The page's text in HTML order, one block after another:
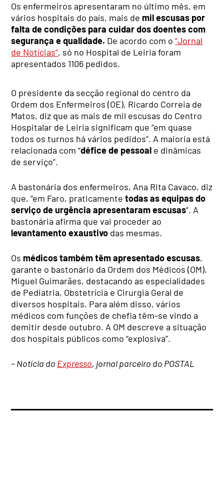
Os enfermeiros apresentaram no último mês, em
vários hospitais do país, mais de mil escusas por
falta de condições para cuidar dos doentes com
segurança e qualidade. De acordo com o“Jornal
de Notícias”, só no Hospital de Leiria foram
apresentados 1106 pedidos.
O presidente da secção regional do centro da
Ordem dos Enfermeiros (OE), Ricardo Correia de
Matos, diz que as mais de mil escusas do Centro
Hospitalar de Leiria significam que “em quase
todos os turnos há vários pedidos”. A maioria está
relacionada com “défice de pessoal e dinâmicas
de serviço”.
A bastonária dos enfermeiros, Ana Rita Cavaco, diz
que, “em Faro, praticamentetodas as equipas do
serviço de urgência apresentaram escusas”. A
bastonária afirma que vai proceder ao
levantamento exaustivo das mesmas.
Os médicos também têm apresentado escusas,
garante o bastonário da Ordem dos Médicos (OM),
Miguel Guimarães, destacando as especialidades
de Pediatria, Obstetrícia e Cirurgia Geral de
diversos hospitais. Para além disso, vários
médicos com funções de chefia têm-se vindo a
demitir desde outubro. A OM descreve a situação
dos hospitais públicos como “explosiva”.
– Notícia do Expresso, jornal parceiro do POSTAL